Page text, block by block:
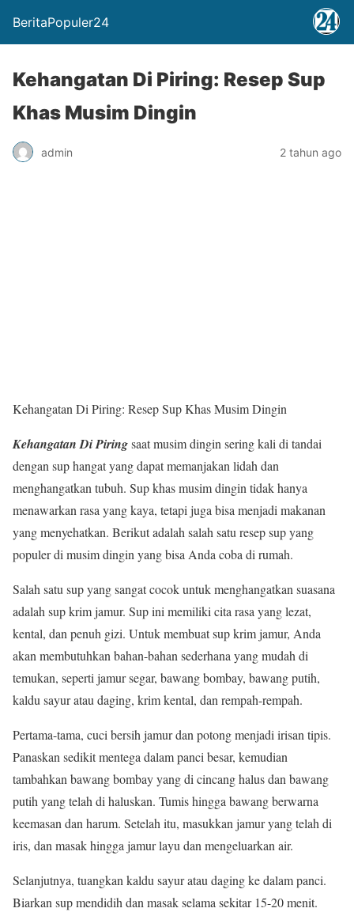
BeritaPopuler24
Kehangatan Di Piring: Resep Sup
Khas Musim Dingin
admin 2 tahun ago
Kehangatan Di Piring: Resep Sup Khas Musim Dingin
Kehangatan Di Piringsaat musim dingin sering kali di tandai
dengan sup hangat yang dapat memanjakan lidah dan
menghangatkan tubuh. Sup khas musim dingin tidak hanya
menawarkan rasa yang kaya, tetapi juga bisa menjadi makanan
yang menyehatkan. Berikut adalah salah satu resep sup yang
populer di musim dingin yang bisa Anda coba di rumah.
Salah satu sup yang sangat cocok untuk menghangatkan suasana
adalah sup krim jamur. Sup ini memiliki cita rasa yang lezat,
kental, dan penuh gizi. Untuk membuat sup krim jamur, Anda
akan membutuhkan bahan-bahan sederhana yang mudah di
temukan, seperti jamur segar, bawang bombay, bawang putih,
kaldu sayur atau daging, krim kental, dan rempah-rempah.
Pertama-tama, cuci bersih jamur dan potong menjadi irisan tipis.
Panaskan sedikit mentega dalam panci besar, kemudian
tambahkan bawang bombay yang di cincang halus dan bawang
putih yang telah di haluskan. Tumis hingga bawang berwarna
keemasan dan harum. Setelah itu, masukkan jamur yang telah di
iris, dan masak hingga jamur layu dan mengeluarkan air.
Selanjutnya, tuangkan kaldu sayur atau daging ke dalam panci.
Biarkan sup mendidih dan masak selama sekitar 15-20 menit.